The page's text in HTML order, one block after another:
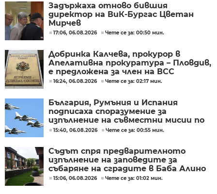
Задържаха отново бившия
директор на ВиК-Бургас Цветан
Мирчев
17:06, 06.08.2026 Чете се за: 00:50 мин.
Добринка Калчева, прокурор в
Апелативна прокуратура – Пловдив,
е предложена за член на ВСС
16:24, 06.08.2026 Чете се за: 02:17 мин.
България, Румъния и Испания
подписаха споразумение за
изпълнение на съвместни мисии по
охрана на въздушното
15:40, 06.08.2026 Чете се за: 00:55 мин.
Съдът спря предварителното
изпълнение на заповедите за
събаряне на сградите в Баба Алино
15:06, 06.08.2026 Чете се за: 01:02 мин.